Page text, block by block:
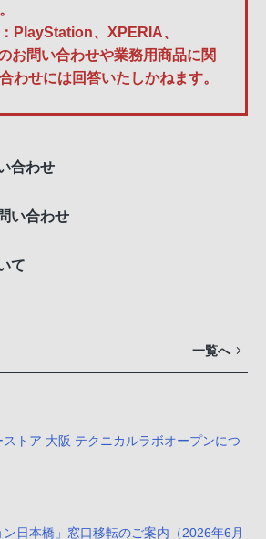
PlayStation、XPERIA、
お問い合わせや業務用商品に関
わせには回答いたしかねます。
合わせ
い合わせ
て
一覧へ
トア 大阪 テクニカルラボオープンにつ
ン日本橋」窓口移転のご案内（2026年6月